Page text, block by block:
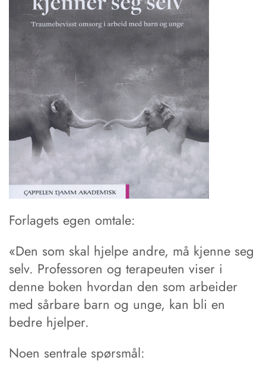
Forlagets egen omtale:
«Den som skal hjelpe andre, må kjenne seg
selv. Professoren og terapeuten viser i
denne boken hvordan den som arbeider
med sårbare barn og unge, kan bli en
bedre hjelper.
Noen sentrale spørsmål: